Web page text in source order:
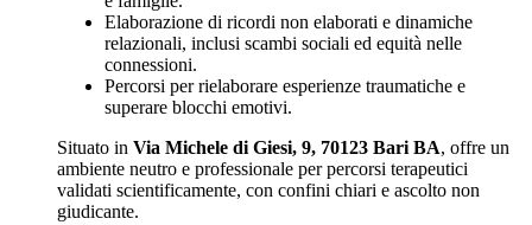
Elaborazione di ricordi non elaborati e dinamiche
relazionali, inclusi scambi sociali ed equità nelle
connessioni.
Percorsi per rielaborare esperienze traumatiche e
superare blocchi emotivi.
Situato in Via Michele di Giesi, 9, 70123 Bari BA, offre un
ambiente neutro e professionale per percorsi terapeutici
validati scientificamente, con confini chiari e ascolto non
giudicante.